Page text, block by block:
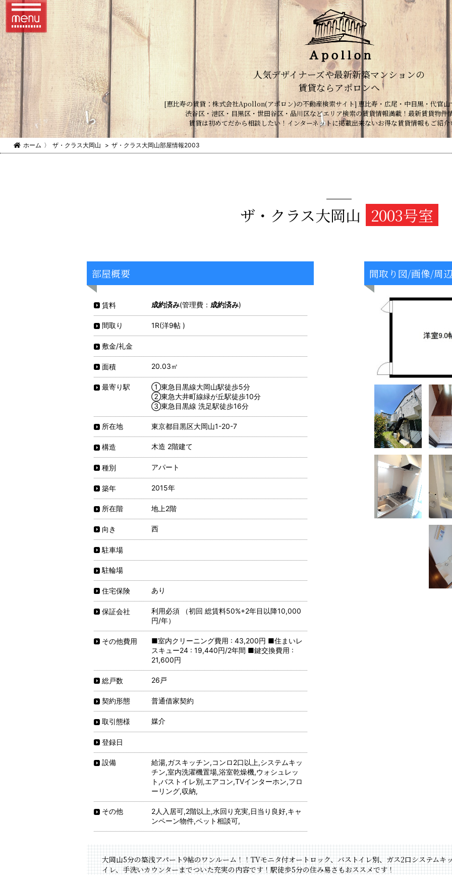
人気デザイナーズや最新新築マンションの
賃貸ならアポロンへ
[恵比寿の賃貸：株式会社Apollon(アポロン)の不動産検索サイト] 恵比寿・広尾・中目黒・代官
渋谷区・港区・目黒区・世田谷区・品川区などエリア検索の賃貸情報満載！最新賃貸物件
賃貸は初めてだから相談したい！インターネットに掲載出来ないお得な賃貸情報もご紹
ホーム 〉 ザ・クラス大岡山 > ザ・クラス大岡山部屋情報2003
ザ・クラス大岡山 2003号室
部屋概要
賃料 成約済み(管理費： 成約済み)
間取り 1R(洋9帖 )
敷金/礼金
面積 20.03㎡
最寄り駅
①東急目黒線大岡山駅徒歩5分
②東急大井町線緑が丘駅徒歩10分
③東急目黒線 洗足駅徒歩16分
所在地 東京都目黒区大岡山1-20-7
構造 木造 2階建て
種別 アパート
築年 2015年
所在階 地上2階
向き 西
駐車場
駐輪場
住宅保険 あり
保証会社
利用必須 （初回 総賃料50%+2年目以降10,000
円/年）
その他費用
■室内クリーニング費用 : 43,200円 ■住まいレ
スキュー24 : 19,440円/2年間 ■鍵交換費用 :
21,600円
総戸数 26戸
契約形態 普通借家契約
取引態様 媒介
登録日
設備
給湯,ガスキッチン,コンロ2口以上,システムキッ
チン,室内洗濯機置場,浴室乾燥機,ウォシュレッ
ト,バストイレ別,エアコン,TVインターホン,フロ
ーリング,収納,
その他
2人入居可,2階以上,水回り充実,日当り良好,キャ
ンペーン物件,ペット相談可,
間取り図/画像/周
大岡山5分の築浅アパート9帖のワンルーム！！TVモニタ付オートロック、バストイレ別、ガス2口システムキ
イレ、手洗いカウンターまでついた充実の内容です！駅徒歩5分の住み易さもおススメです！